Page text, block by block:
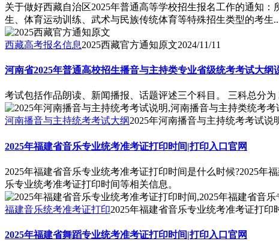
关于做好西藏自治区2025年普通高等学校招生报名工作的通知
生、体育运动训练、武术与民族传统体育等特殊招生类型的考生
西藏高考报名信息2025西藏官方通知原文2024/11/11
河南省2025年普通高校招生播音与主持类专业省级统考考试大纲
考试包括作品朗读、新闻播报、话题评述三个科目。 三科总分为
河南播音与主持统考考试大纲2025年河南播音与主持统考考试
2025年福建省音乐专业统考准考证打印时间|打印入口官网
2025年福建省音乐专业统考准考证打印时间是什么时候?2025年
乐专业统考准考证打印时间等相关信息。
福建音乐统考准考证打印2025年福建省音乐专业统考准考证打印
2025年福建省舞蹈专业统考准考证打印时间|打印入口官网